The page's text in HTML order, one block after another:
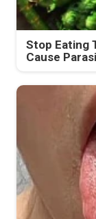
Stop Eating
Cause